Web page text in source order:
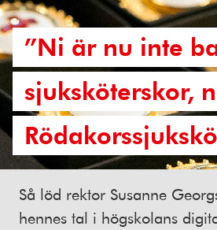
”Ni är nu inte
sjuksköterskor,
Så löd rektor Susanne
hennes tal i högskolans